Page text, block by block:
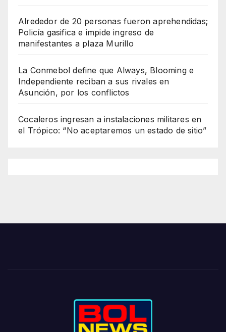
Alrededor de 20 personas fueron aprehendidas;
Policía gasifica e impide ingreso de
manifestantes a plaza Murillo
La Conmebol define que Always, Blooming e
Independiente reciban a sus rivales en
Asunción, por los conflictos
Cocaleros ingresan a instalaciones militares en
el Trópico: “No aceptaremos un estado de sitio”